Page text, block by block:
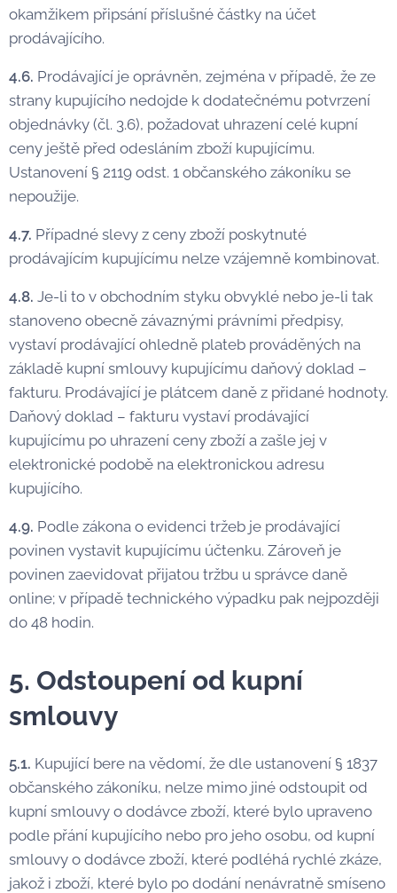
okamžikem připsání příslušné částky na účet
prodávajícího.
4.6. Prodávající je oprávněn, zejména v případě, že ze
strany kupujícího nedojde k dodatečnému potvrzení
objednávky (čl. 3.6), požadovat uhrazení celé kupní
ceny ještě před odesláním zboží kupujícímu.
Ustanovení § 2119 odst. 1 občanského zákoníku se
nepoužije.
4.7. Případné slevy z ceny zboží poskytnuté
prodávajícím kupujícímu nelze vzájemně kombinovat.
4.8. Je-li to v obchodním styku obvyklé nebo je-li tak
stanoveno obecně závaznými právními předpisy,
vystaví prodávající ohledně plateb prováděných na
základě kupní smlouvy kupujícímu daňový doklad –
fakturu. Prodávající je plátcem daně z přidané hodnoty.
Daňový doklad – fakturu vystaví prodávající
kupujícímu po uhrazení ceny zboží a zašle jej v
elektronické podobě na elektronickou adresu
kupujícího.
4.9. Podle zákona o evidenci tržeb je prodávající
povinen vystavit kupujícímu účtenku. Zároveň je
povinen zaevidovat přijatou tržbu u správce daně
online; v případě technického výpadku pak nejpozději
do 48 hodin.
5. Odstoupení od kupní
smlouvy
5.1. Kupující bere na vědomí, že dle ustanovení § 1837
občanského zákoníku, nelze mimo jiné odstoupit od
kupní smlouvy o dodávce zboží, které bylo upraveno
podle přání kupujícího nebo pro jeho osobu, od kupní
smlouvy o dodávce zboží, které podléhá rychlé zkáze,
jakož i zboží, které bylo po dodání nenávratně smíseno